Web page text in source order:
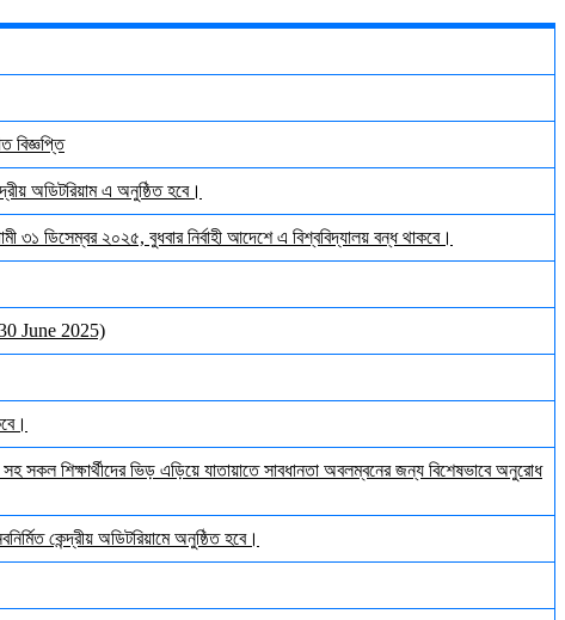
বিজ্ঞপ্তি
অডিটরিয়াম এ অনুষ্ঠিত হবে।
৩১ ডিসেম্বর ২০২৫, বুধবার নির্বাহী আদেশে এ বিশ্ববিদ্যালয় বন্ধ থাকবে।
June 2025)
শিক্ষার্থীদের ভিড় এড়িয়ে যাতায়াতে সাবধানতা অবলম্বনের জন্য বিশেষভাবে অনুরোধ
কেন্দ্রীয় অডিটরিয়ামে অনুষ্ঠিত হবে।